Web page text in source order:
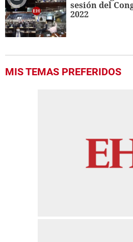
sesión del
2022
MIS TEMAS PREFERIDOS